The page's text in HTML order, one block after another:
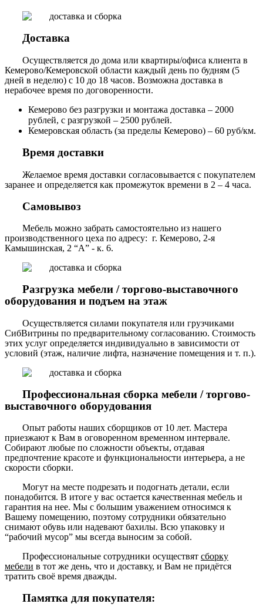
Доставка
Осуществляется до дома или квартиры/офиса клиента в
Кемерово/Кемеровской области каждый день по будням (5
дней в неделю) с 10 до 18 часов. Возможна доставка в
нерабочее время по договоренности.
Кемерово без разгрузки и монтажа доставка – 2000
рублей, с разгрузкой – 2500 рублей.
Кемеровская область (за пределы Кемерово) – 60 руб/км.
Время доставки
Желаемое время доставки согласовывается с покупателем
заранее и определяется как промежуток времени в 2 – 4 часа.
Самовывоз
Мебель можно забрать самостоятельно из нашего
производственного цеха по адресу: г. Кемерово, 2-я
Камышинская, 2 “А” - к. 6.
Разгрузка мебели / торгово-выставочного
оборудования и подъем на этаж
Осуществляется силами покупателя или грузчиками
СибВитрины по предварительному согласованию. Стоимость
этих услуг определяется индивидуально в зависимости от
условий (этаж, наличие лифта, назначение помещения и т. п.).
Профессиональная сборка мебели / торгово-
выставочного оборудования
Опыт работы наших сборщиков от 10 лет. Мастера
приезжают к Вам в оговоренном временном интервале.
Собирают любые по сложности объекты, отдавая
предпочтение красоте и функциональности интерьера, а не
скорости сборки.
Могут на месте подрезать и подогнать детали, если
понадобится. В итоге у вас остается качественная мебель и
гарантия на нее. Мы с большим уважением относимся к
Вашему помещению, поэтому сотрудники обязательно
снимают обувь или надевают бахилы. Всю упаковку и
“рабочий мусор” мы всегда выносим за собой.
Профессиональные сотрудники осуществят сборку
мебели в тот же день, что и доставку, и Вам не придётся
тратить своё время дважды.
Памятка для покупателя: